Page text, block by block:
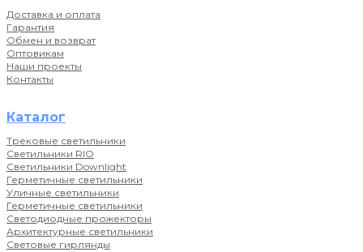
Доставка и оплата
Гарантия
Обмен и возврат
Оптовикам
Наши проекты
Контакты
Каталог
Трековые светильники
Светильники RIO
Светильники Downlight
Герметичные светильники
Уличные светильники
Герметичные светильники
Светодиодные прожекторы
Архитектурные светильники
Световые гирлянды